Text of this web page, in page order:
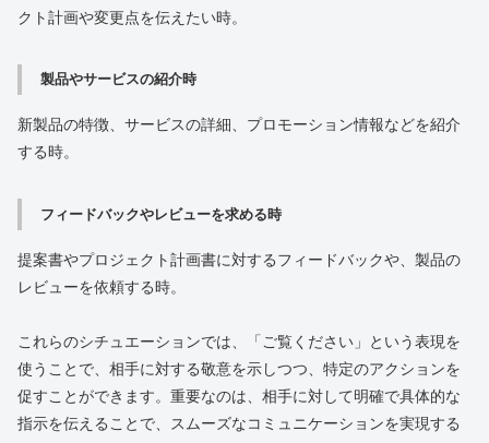
クト計画や変更点を伝えたい時。
製品やサービスの紹介時
新製品の特徴、サービスの詳細、プロモーション情報などを紹介
する時。
フィードバックやレビューを求める時
提案書やプロジェクト計画書に対するフィードバックや、製品の
レビューを依頼する時。
これらのシチュエーションでは、「ご覧ください」という表現を
使うことで、相手に対する敬意を示しつつ、特定のアクションを
促すことができます。重要なのは、相手に対して明確で具体的な
指示を伝えることで、スムーズなコミュニケーションを実現する